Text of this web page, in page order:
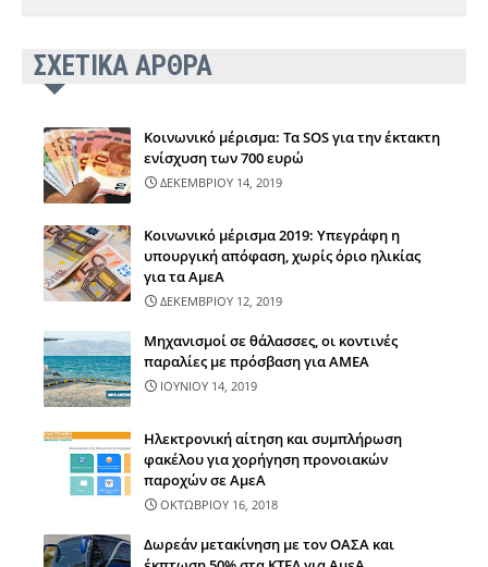
ΣΧΕΤΙΚΑ ΑΡΘΡΑ
Κοινωνικό μέρισμα: Τα SOS για την έκτακτη
ενίσχυση των 700 ευρώ
ΔΕΚΕΜΒΡΙΟΥ 14, 2019
Κοινωνικό μέρισμα 2019: Υπεγράφη η
υπουργική απόφαση, χωρίς όριο ηλικίας
για τα ΑμεΑ
ΔΕΚΕΜΒΡΙΟΥ 12, 2019
Μηχανισμοί σε θάλασσες, οι κοντινές
παραλίες με πρόσβαση για ΑΜΕΑ
ΙΟΥΝΙΟΥ 14, 2019
Ηλεκτρονική αίτηση και συμπλήρωση
φακέλου για χορήγηση προνοιακών
παροχών σε ΑμεΑ
ΟΚΤΩΒΡΙΟΥ 16, 2018
Δωρεάν μετακίνηση με τον ΟΑΣΑ και